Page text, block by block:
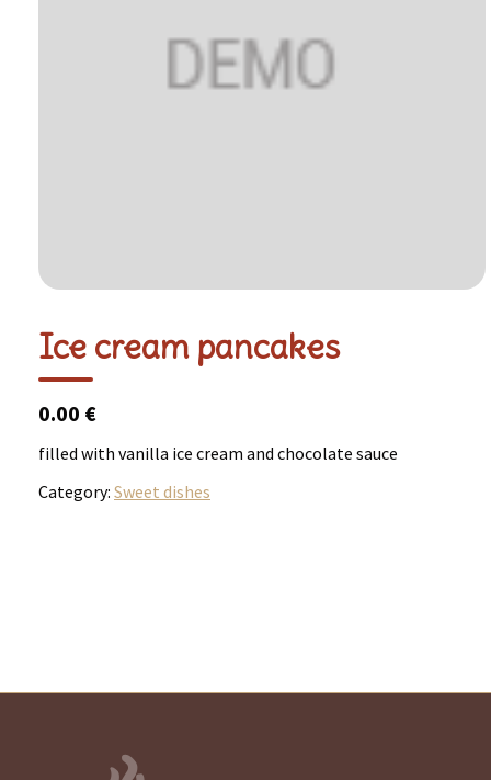
Ice cream pancakes
0.00 €
filled with vanilla ice cream and chocolate sauce
Category: Sweet dishes